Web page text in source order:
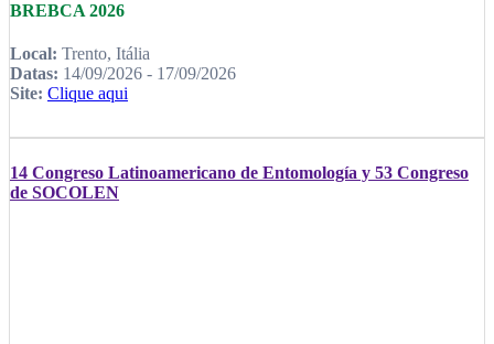
BREBCA 2026
Local: Trento, Itália
Datas: 14/09/2026 - 17/09/2026
Site: Clique aqui
14 Congreso Latinoamericano de Entomología y 53 Congreso
de SOCOLEN